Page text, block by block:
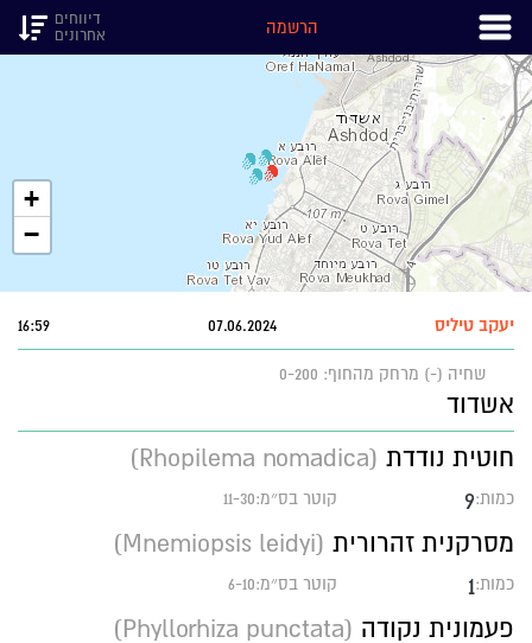
הרשמה
דיווחים
אחרונים
+
−
יעקב טיליס 07.06.2024
16:59
שחיה (-) מרחק מהחוף: 0-200
אשדוד
חוטית נודדת (Rhopilema nomadica)
כמות:9 קוטר בס״מ:11-30
מסרקנית זהרורית (Mnemiopsis leidyi)
כמות:1 קוטר בס״מ:6-10
פעמונית נקודה (Phyllorhiza punctata)